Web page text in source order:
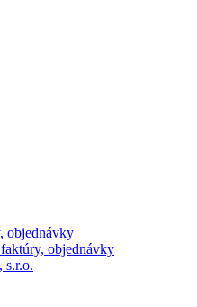
objednávky
objednávky
s.r.o.